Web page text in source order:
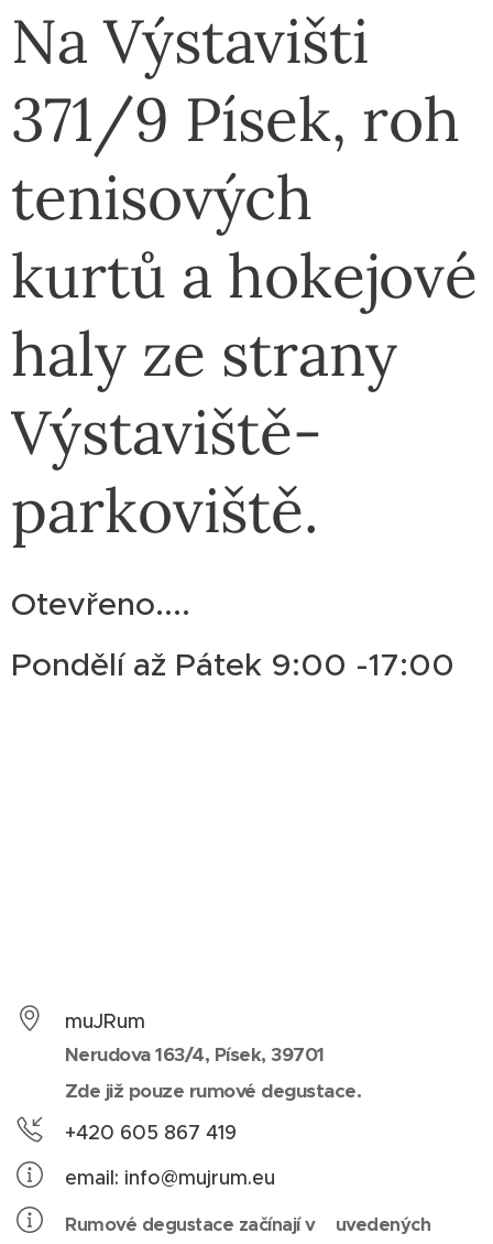
Na Výstavišti
371/9 Písek, roh
tenisových
kurtů a hokejové
haly ze strany
Výstaviště-
parkoviště.
Otevřeno....
Pondělí až Pátek 9:00 -17:00
muJRum
Nerudova 163/4, Písek, 39701
Zde již pouze rumové degustace.
+420 605 867 419
email: info@mujrum.eu
Rumové degustace začínají v uvedených